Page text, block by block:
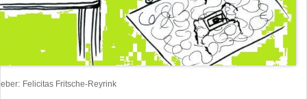
Felicitas Fritsche-Reyrink